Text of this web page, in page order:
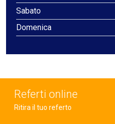
Sabato
Domenica
Referti online
Ritira il tuo referto